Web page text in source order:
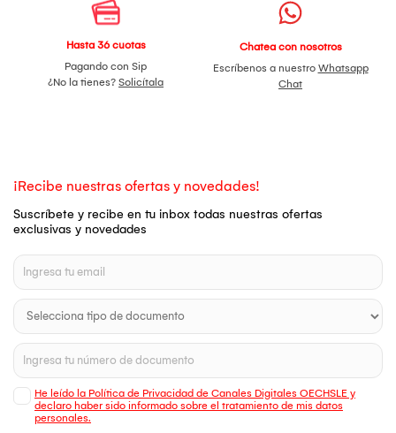
Hasta 36 cuotas
Pagando con Sip
¿No la tienes? Solicítala
Chatea con nosotros
Escríbenos a nuestro Whatsapp
Chat
¡Recibe nuestras ofertas y novedades!
Suscríbete y recibe en tu inbox todas nuestras ofertas
exclusivas y novedades
He leído la Política de Privacidad de Canales Digitales OECHSLE y
declaro haber sido informado sobre el tratamiento de mis datos
personales.